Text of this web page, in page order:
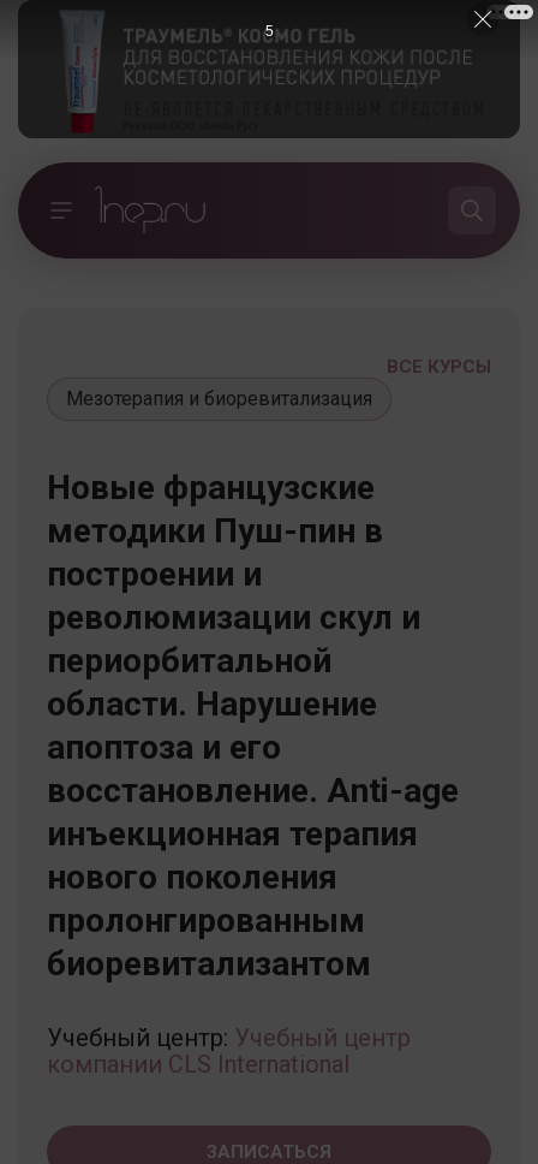
ВСЕ КУРСЫ
Мезотерапия и биоревитализация
Новые французские
методики Пуш-пин в
построении и
революмизации скул и
периорбитальной
области. Нарушение
апоптоза и его
восстановление. Anti-age
инъекционная терапия
нового поколения
пролонгированным
биоревитализантом
Учебный центр: Учебный центр
компании CLS International
ЗАПИСАТЬСЯ
5